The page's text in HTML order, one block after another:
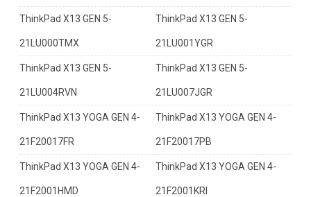
ThinkPad X13 GEN 5-
21LU000TMX
ThinkPad X13 GEN 5-
21LU001YGR
ThinkPad X13 GEN 5-
21LU004RVN
ThinkPad X13 GEN 5-
21LU007JGR
ThinkPad X13 YOGA GEN 4-
21F20017FR
ThinkPad X13 YOGA GEN 4-
21F20017PB
ThinkPad X13 YOGA GEN 4-
21F2001HMD
ThinkPad X13 YOGA GEN 4-
21F2001KRI